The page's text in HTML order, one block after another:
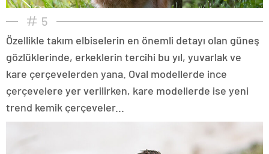
5
Özellikle takım elbiselerin en önemli detayı olan güneş
gözlüklerinde, erkeklerin tercihi bu yıl, yuvarlak ve
kare çerçevelerden yana. Oval modellerde ince
çerçevelere yer verilirken, kare modellerde ise yeni
trend kemik çerçeveler...